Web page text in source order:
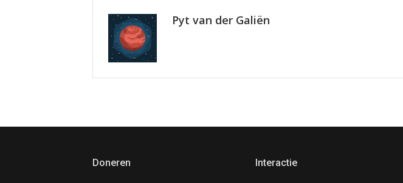
Pyt van der Galiën
Doneren Interactie